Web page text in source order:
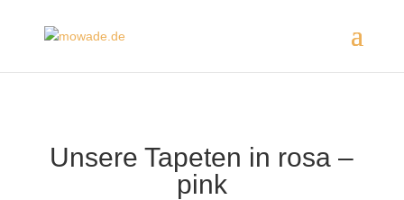
Unsere Tapeten in rosa –
pink